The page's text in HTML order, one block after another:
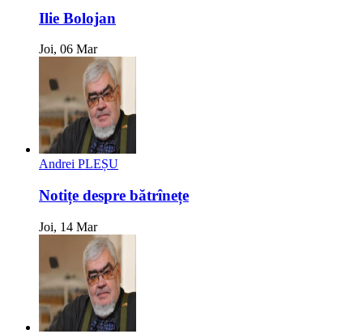
Ilie Bolojan
Joi, 06 Mar
Andrei PLEȘU
Notițe despre bătrînețe
Joi, 14 Mar